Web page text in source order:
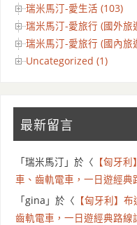
瑞米馬汀-愛生活 (103)
瑞米馬汀-愛旅行 (國外旅
瑞米馬汀-愛旅行 (國內旅
Uncategorized (1)
最新留言
「瑞米馬汀 」於〈 【匈牙
車、齒軌電車，一日遊經典
「gina 」於〈 【匈牙利】
齒軌電車，一日遊經典路線